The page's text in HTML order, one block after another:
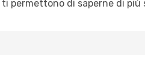
permettono di saperne di più